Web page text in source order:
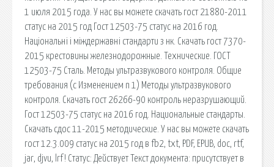
1 июля 2015 года. У нас вы можете скачать гост 21880-2011
статус на 2015 год Гост 12503-75 статус на 2016 год.
Національні і міждержавні стандарти з нк. Скачать гост 7370-
2015 крестовины железнодорожные. Технические. ГОСТ
12503-75 Сталь. Методы ультразвукового контроля. Общие
требования (с Изменением n 1) Методы ультразвукового
контроля. Скачать гост 26266-90 контроль неразрушающий.
Гост 12503-75 статус на 2016 год. Национальные стандарты.
Скачать сдос 11-2015 методические. У нас вы можете скачать
гост 12.3.009 статус на 2015 год в fb2, txt, PDF, EPUB, doc, rtf,
jar, djvu, lrf! Статус: Действует Текст документа: присутствует в